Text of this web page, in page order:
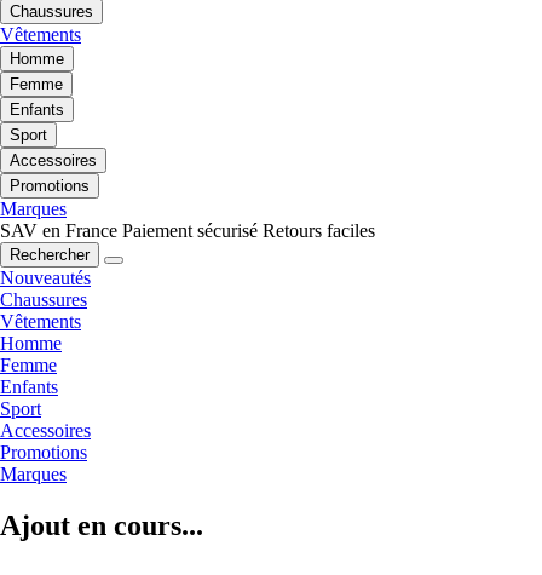
Chaussures
Vêtements
Homme
Femme
Enfants
Sport
Accessoires
Promotions
Marques
SAV en France Paiement sécurisé Retours faciles
Rechercher
Nouveautés
Chaussures
Vêtements
Homme
Femme
Enfants
Sport
Accessoires
Promotions
Marques
Ajout en cours...